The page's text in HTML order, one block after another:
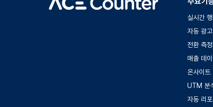
실시간
자동 광
전환 측정
매출 데
온사이트
UTM 분
자동 리